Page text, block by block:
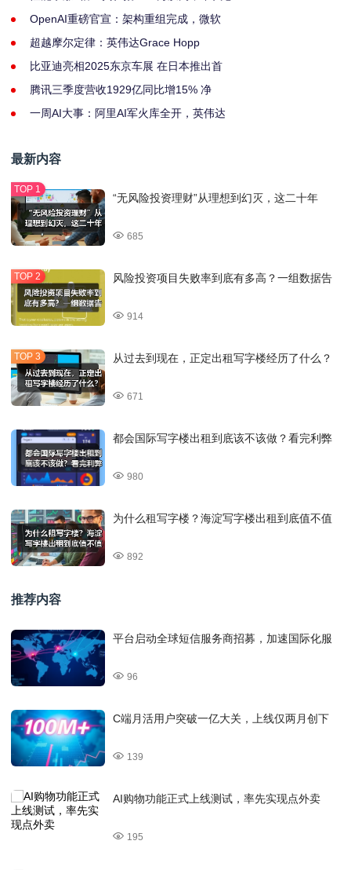
OpenAI重磅官宣：架构重组完成，微软
超越摩尔定律：英伟达Grace Hopp
比亚迪亮相2025东京车展 在日本推出首
腾讯三季度营收1929亿同比增15% 净
一周AI大事：阿里AI军火库全开，英伟达
最新内容
“无风险投资理财”从理想到幻灭，这二十年
685
风险投资项目失败率到底有多高？一组数据告
914
从过去到现在，正定出租写字楼经历了什么？
671
都会国际写字楼出租到底该不该做？看完利弊
980
为什么租写字楼？海淀写字楼出租到底值不值
892
推荐内容
平台启动全球短信服务商招募，加速国际化服
96
C端月活用户突破一亿大关，上线仅两月创下
139
AI购物功能正式上线测试，率先实现点外卖
195